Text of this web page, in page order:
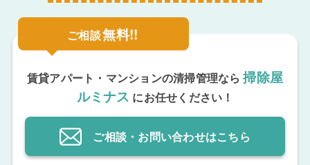
ご相談無料!!
賃貸アパート・マンションの清掃管理なら 掃除屋
ルミナス にお任せください！
ご相談・お問い合わせはこちら